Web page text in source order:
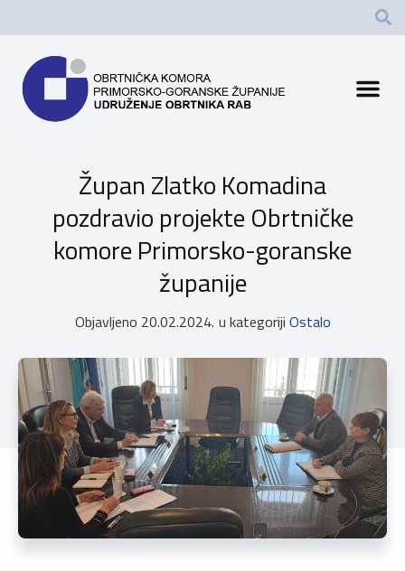
Župan Zlatko Komadina
pozdravio projekte Obrtničke
komore Primorsko-goranske
županije
Objavljeno 20.02.2024. u kategoriji Ostalo